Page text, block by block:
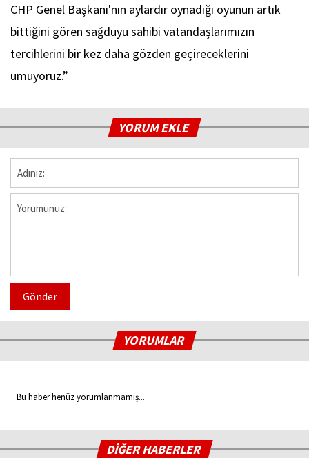
CHP Genel Başkanı'nın aylardır oynadığı oyunun artık
bittiğini gören sağduyu sahibi vatandaşlarımızın
tercihlerini bir kez daha gözden geçireceklerini
umuyoruz.”
YORUM EKLE
Gönder
YORUMLAR
Bu haber henüz yorumlanmamış...
DİĞER HABERLER